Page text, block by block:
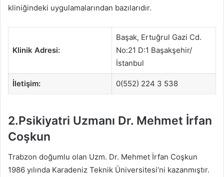
kliniğindeki uygulamalarından bazılarıdır.
Klinik Adresi:
Başak, Ertuğrul Gazi Cd.
No:21 D:1 Başakşehir/
İstanbul
İletişim: 0(552) 224 3 538
2.Psikiyatri Uzmanı Dr. Mehmet İrfan
Coşkun
Trabzon doğumlu olan Uzm. Dr. Mehmet İrfan Coşkun
1986 yılında Karadeniz Teknik Üniversitesi’ni kazanmıştır.